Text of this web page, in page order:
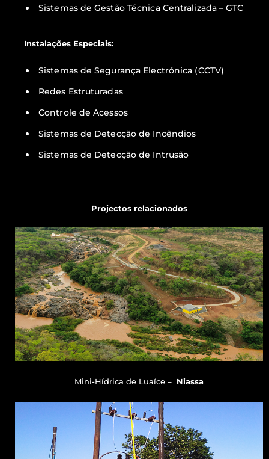
Sistemas de Gestão Técnica Centralizada – GTC
Instalações Especiais:
Sistemas de Segurança Electrónica (CCTV)
Redes Estruturadas
Controle de Acessos
Sistemas de Detecção de Incêndios
Sistemas de Detecção de Intrusão
Projectos relacionados
Mini-Hídrica de Luaíce – Niassa